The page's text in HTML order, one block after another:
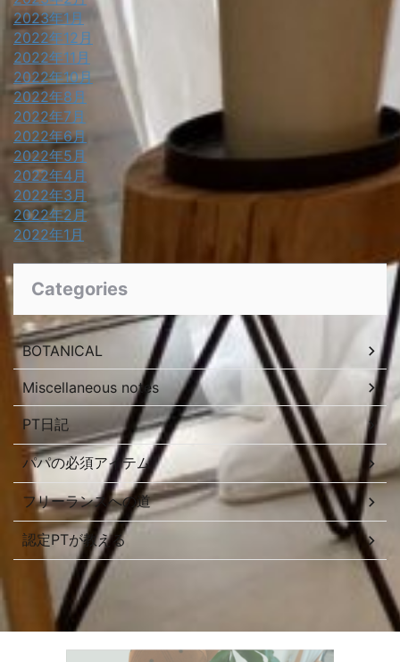
2023年1月
2022年12月
2022年11月
2022年10月
2022年8月
2022年7月
2022年6月
2022年5月
2022年4月
2022年3月
2022年2月
2022年1月
Categories
BOTANICAL
Miscellaneous notes
PT日記
パパの必須アイテム
フリーランスへの道
認定PTが教える